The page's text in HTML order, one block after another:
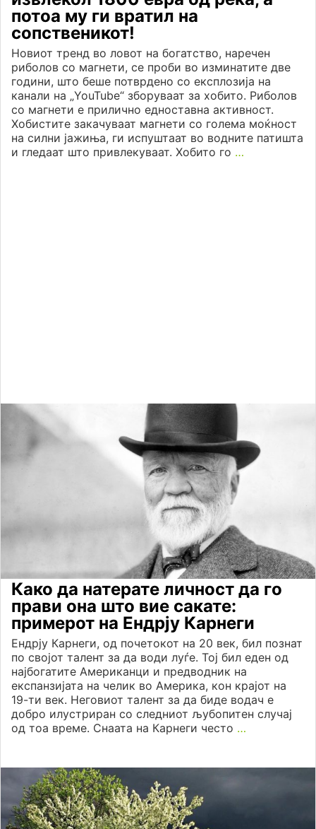
потоа му ги вратил на
сопственикот!
Новиот тренд во ловот на богатство, наречен
риболов со магнети, се проби во изминатите две
години, што беше потврдено со експлозија на
канали на „YouTube“ зборуваат за хобито. Риболов
со магнети е прилично едноставна активност.
Хобистите закачуваат магнети со голема моќност
на силни јажиња, ги испуштаат во водните патишта
и гледаат што привлекуваат. Хобито го …
Како да натерате личност да го
прави она што вие сакате:
примерот на Ендрју Карнеги
Ендрју Карнеги, од почетокот на 20 век, бил познат
по својот талент за да води луѓе. Тој бил еден од
најбогатите Американци и предводник на
експанзијата на челик во Америка, кон крајот на
19-ти век. Неговиот талент за да биде водач е
добро илустриран со следниот љубопитен случај
од тоа време. Снаата на Карнеги често …